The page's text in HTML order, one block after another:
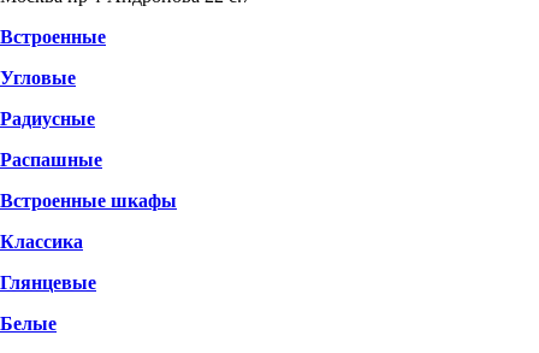
Встроенные
Угловые
Радиусные
Распашные
Встроенные шкафы
Классика
Глянцевые
Белые